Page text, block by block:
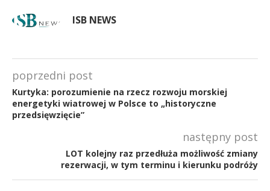
ISB NEWS
poprzedni post
Kurtyka: porozumienie na rzecz rozwoju morskiej
energetyki wiatrowej w Polsce to „historyczne
przedsięwzięcie”
następny post
LOT kolejny raz przedłuża możliwość zmiany
rezerwacji, w tym terminu i kierunku podróży